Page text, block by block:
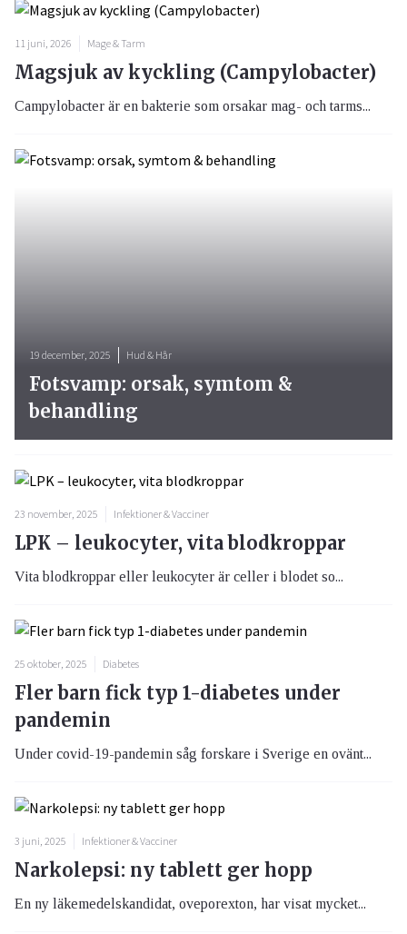
11 juni, 2026 Mage & Tarm
Magsjuk av kyckling (Campylobacter)
Campylobacter är en bakterie som orsakar mag- och tarms...
19 december, 2025 Hud & Hår
Fotsvamp: orsak, symtom &
behandling
23 november, 2025 Infektioner & Vacciner
LPK – leukocyter, vita blodkroppar
Vita blodkroppar eller leukocyter är celler i blodet so...
25 oktober, 2025 Diabetes
Fler barn fick typ 1-diabetes under
pandemin
Under covid-19-pandemin såg forskare i Sverige en ovänt...
3 juni, 2025 Infektioner & Vacciner
Narkolepsi: ny tablett ger hopp
En ny läkemedelskandidat, oveporexton, har visat mycket...